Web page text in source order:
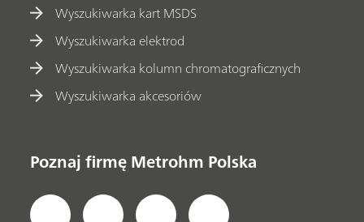
Wyszukiwarka kart MSDS
Wyszukiwarka elektrod
Wyszukiwarka kolumn chromatograficznych
Wyszukiwarka akcesoriów
Poznaj firmę Metrohm Polska